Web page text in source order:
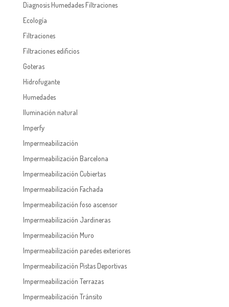
Diagnosis Humedades Filtraciones
Ecología
Filtraciones
Filtraciones edificios
Goteras
Hidrofugante
Humedades
Iluminación natural
Imperfy
Impermeabilización
Impermeabilización Barcelona
Impermeabilización Cubiertas
Impermeabilización Fachada
Impermeabilización foso ascensor
Impermeabilización Jardineras
Impermeabilización Muro
Impermeabilización paredes exteriores
Impermeabilización Pistas Deportivas
Impermeabilización Terrazas
Impermeabilización Tránsito